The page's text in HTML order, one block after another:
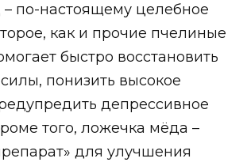
по-настоящему целебное
как и прочие пчелиные
быстро восстановить
понизить высокое
депрессивное
того, ложечка мёда –
для улучшения